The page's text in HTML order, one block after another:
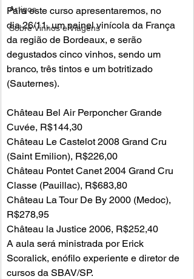
Artigos
Sobre Vinhos e Viagens
Para este curso apresentaremos, no
dia 26/11, um painel vinícola da França
da região de Bordeaux, e serão
degustados cinco vinhos, sendo um
branco, três tintos e um botritizado
(Sauternes).
Château Bel Air Perponcher Grande
Cuvée, R$144,30
Château Le Castelot 2008 Grand Cru
(Saint Emilion), R$226,00
Château Pontet Canet 2004 Grand Cru
Classe (Pauillac), R$683,80
Château La Tour De By 2000 (Medoc),
R$278,95
Château la Justice 2006, R$252,40
A aula será ministrada por Erick
Scoralick, enófilo experiente e diretor de
cursos da SBAV/SP.